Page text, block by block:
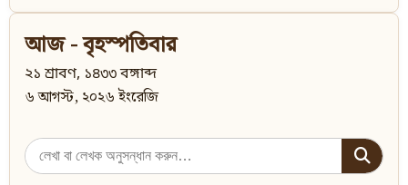
আজ - বৃহস্পতিবার
২১ শ্রাবণ, ১৪৩৩ বঙ্গাব্দ
৬ আগস্ট, ২০২৬ ইংরেজি
Search
for: